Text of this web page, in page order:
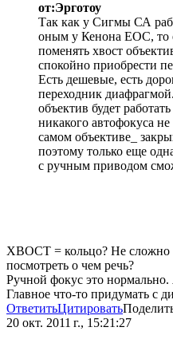
от:Эрготоу
Так как у Сигмы СА
оным у Кенона ЕОС, то
поменять хвост
спокойно приобрести
Есть дешевые, есть
переходник
объектив будет
никакого автофокуса
самом объективе_
поэтому только еще
с ручным приводом
ХВОСТ = кольцо? Не сложно
посмотреть о чем речь?
Ручной фокус это нормально.
Главное что-то придумать с
ОтветитьЦитировать
20 окт. 2011 г., 15:21:27